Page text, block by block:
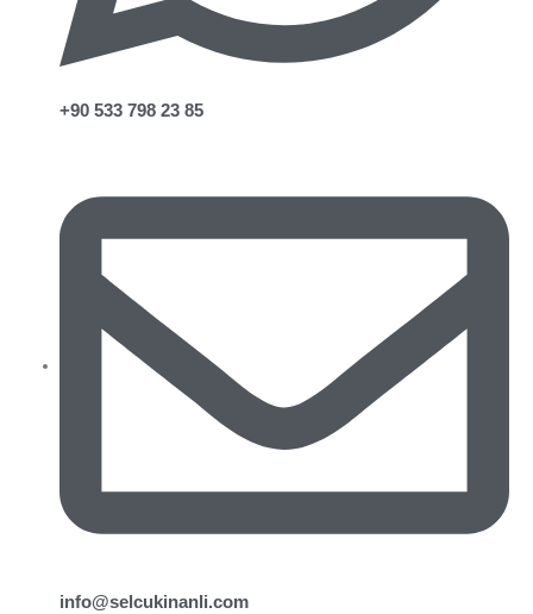
+90 533 798 23 85
info@selcukinanli.com